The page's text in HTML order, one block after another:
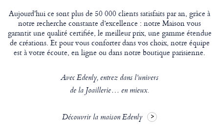
Aujourd'hui ce sont plus de 50 000 clients satisfaits par an, grâce à
notre recherche constante d’excellence : notre Maison vous
garantit une qualité certifiée, le meilleur prix, une gamme étendue
de créations. Et pour vous conforter dans vos choix, notre équipe
est à votre écoute, en ligne ou dans notre boutique parisienne.
Avec Edenly, entrez dans l’univers
de la Joaillerie… en mieux.
Découvrir la maison Edenly